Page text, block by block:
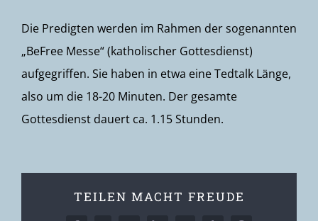
Die Predigten werden im Rahmen der sogenannten
„BeFree Messe“ (katholischer Gottesdienst)
aufgegriffen. Sie haben in etwa eine Tedtalk Länge,
also um die 18-20 Minuten. Der gesamte
Gottesdienst dauert ca. 1.15 Stunden.
TEILEN MACHT FREUDE